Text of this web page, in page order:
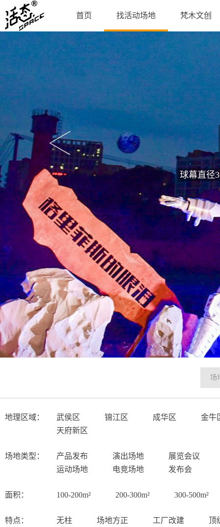
首页 找活动场地 梵木文创
球幕直径
地理区域： 武侯区 锦江区 成华区
金牛
天府新区
场地类型： 产品发布 演出场地
展览会议
运动场地
电竞场地 发布会
面积： 100-200m² 200-300m² 300-500m²
特点： 无柱 场地方正 工厂改建 顶